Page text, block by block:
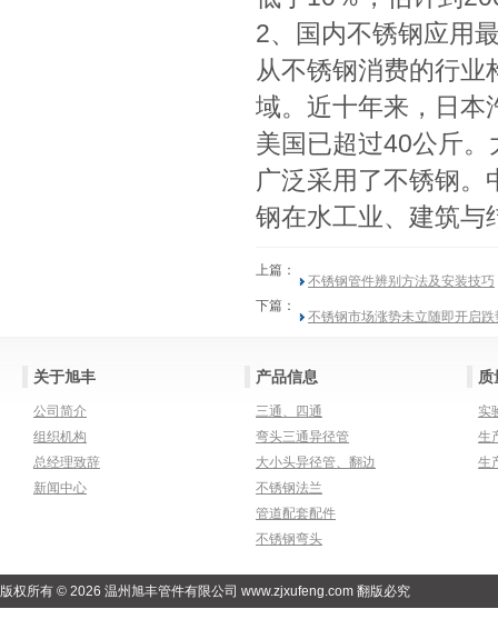
2、国内不锈钢应用
从不锈钢消费的行
域。近十年来，日本
美国已超过40公斤
广泛采用了不锈钢
钢在水工业、建筑与
上篇： 不锈钢管件辨别方法及安装技巧
下篇： 不锈钢市场涨势未立随即开启跌
关于旭丰
公司简介
组织机构
总经理致辞
新闻中心
产品信息
三通、四通
弯头三通异径管
大小头异径管、翻边
不锈钢法兰
管道配套配件
不锈钢弯头
实
生
生
版权所有 © 2026 温州旭丰管件有限公司 www.zjxufeng.com 翻版必究